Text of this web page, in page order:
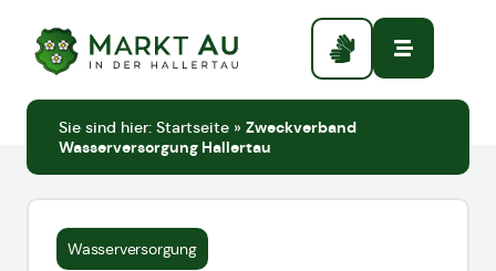
Sie sind hier: Startseite » Zweckverband
Wasserversorgung Hallertau
Wasserversorgung